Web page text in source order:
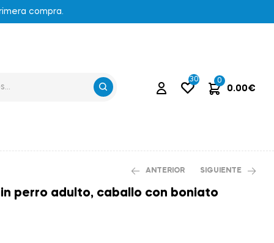
compra.
30 0
0.00€
ANTERIOR SIGUIENTE
perro adulto, caballo con boniato